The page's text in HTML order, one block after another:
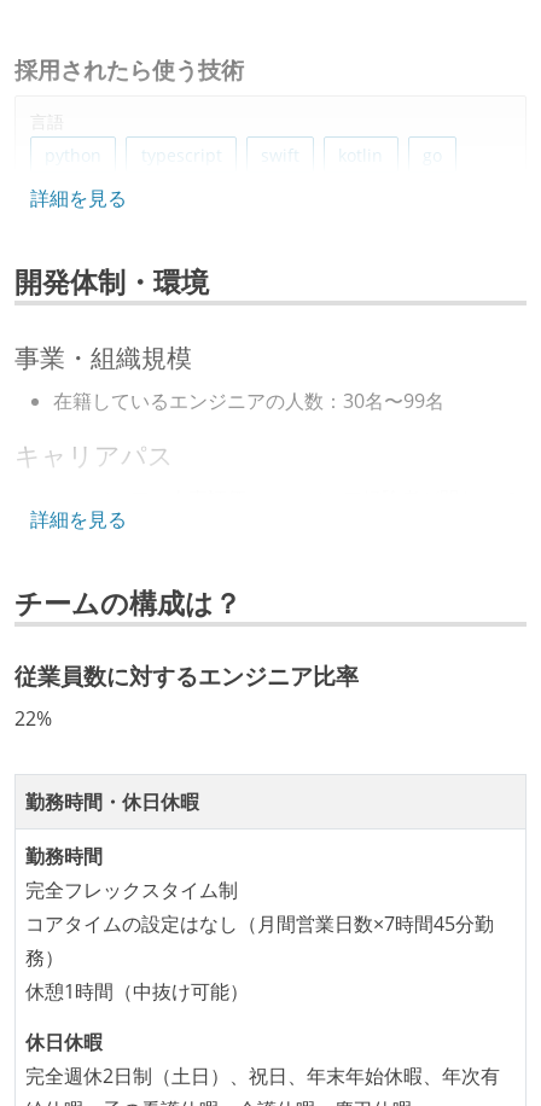
採用されたら使う技術
言語
python
typescript swift kotlin go
フレームワーク
プロジェクト管理
情報共有ツール
vue
aws
詳細を見る
開発体制・環境
事業・組織規模
在籍しているエンジニアの人数：30名〜99名
キャリアパス
いる
など、キャリア形成を目的とした職域を超えての積極
的な異動が推奨され、実施されている
年収800万円以上のエンジニアに、マネジメントの役
CTO またはそれに準じる、技術やワークフローの標準
化を行う役割の人・部門が存在する
社外から登壇を依頼・指名を受けるようなエンジニア
が在籍している
エンジニアが自発的に外部のイベントやカンファレン
最新技術を追いかけるための社内勉強会が定期開催さ
れ、参加者が自主的に参加している
Slack等で、最新技術の良し悪しをメンバーがよく会話
詳細を見る
チームの構成は？
従業員数に対するエンジニア比率
22%
勤務時間・休日休暇
勤務時間
完全フレックスタイム制
コアタイムの設定はなし（月間営業日数×7時間45分勤
務）
休憩1時間（中抜け可能）
休日休暇
完全週休2日制（土日）、祝日、年末年始休暇、年次有